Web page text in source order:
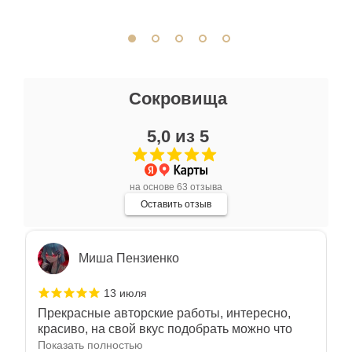
Сокровища
5,0 из 5
на основе 63 отзыва
Оставить отзыв
Очень большой выбор украшений! Каждое -
индивидуально и завораживает своей
красотой! Трудно не купить всё! Спасибо!
Отзыв Яндекс.Карты
Миша Пензиенко
13 июля
Прекрасные авторские работы, интересно,
красиво, на свой вкус подобрать можно что
угодно
Показать полностью